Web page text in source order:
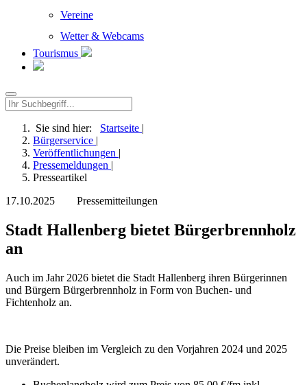
Vereine
Wetter & Webcams
Tourismus
Sie sind hier: Startseite |
Bürgerservice |
Veröffentlichungen |
Pressemeldungen |
Presseartikel
17.10.2025
Pressemitteilungen
Stadt Hallenberg bietet Bürgerbrennholz
an
Auch im Jahr 2026 bietet die Stadt Hallenberg ihren Bürgerinnen
und Bürgern Bürgerbrennholz in Form von Buchen- und
Fichtenholz an.
Die Preise bleiben im Vergleich zu den Vorjahren 2024 und 2025
unverändert.